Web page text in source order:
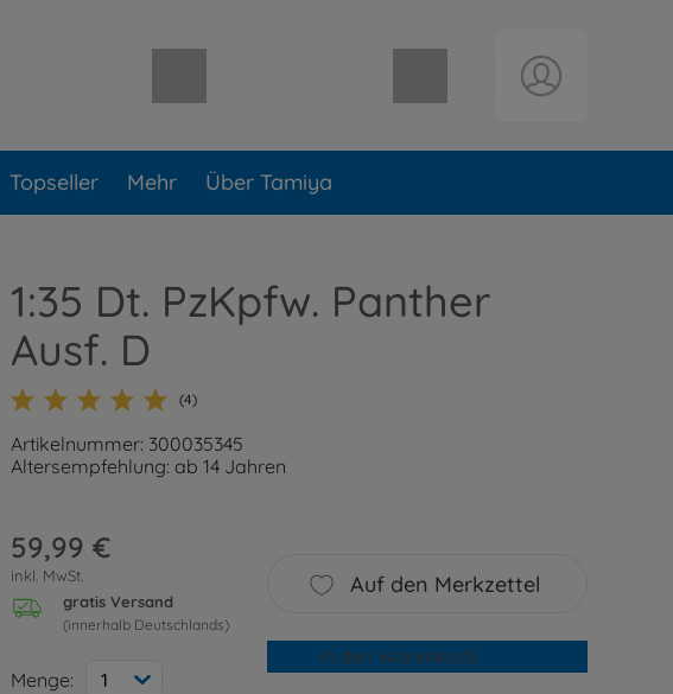
Warenkorb leer
Topseller Mehr Über Tamiya
1:35 Dt. PzKpfw. Panther
Ausf. D
(4)
Artikelnummer: 300035345
Altersempfehlung: ab 14 Jahren
59,99 €
inkl. MwSt.
gratis Versand
(innerhalb Deutschlands)
Menge: 1
Auf den Merkzettel
In den Warenkorb